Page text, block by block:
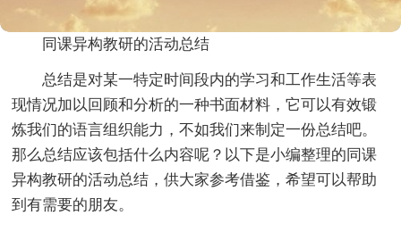
同课异构教研的活动总结
总结是对某一特定时间段内的学习和工作生活等表
现情况加以回顾和分析的一种书面材料，它可以有效锻
炼我们的语言组织能力，不如我们来制定一份总结吧。
那么总结应该包括什么内容呢？以下是小编整理的同课
异构教研的活动总结，供大家参考借鉴，希望可以帮助
到有需要的朋友。